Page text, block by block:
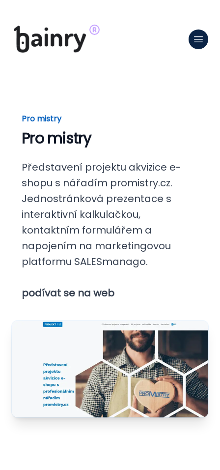
Pro mistry
Pro mistry
Představení projektu akvizice e-
shopu s nářadím promistry.cz.
Jednostránková prezentace s
interaktivní kalkulačkou,
kontaktním formulářem a
napojením na marketingovou
platformu SALESmanago.
podívat se na web